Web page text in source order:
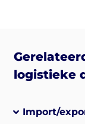
logistieke
Import/